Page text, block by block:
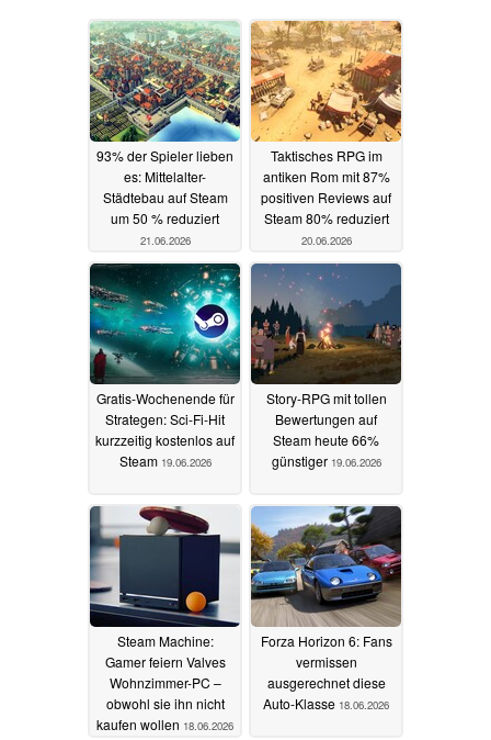
93% der Spieler lieben
es: Mittelalter-
Städtebau auf Steam
um 50 % reduziert
21.06.2026
Taktisches RPG im
antiken Rom mit 87%
positiven Reviews auf
Steam 80% reduziert
20.06.2026
Gratis-Wochenende für
Strategen: Sci-Fi-Hit
kurzzeitig kostenlos auf
Steam 19.06.2026
Story-RPG mit tollen
Bewertungen auf
Steam heute 66%
günstiger 19.06.2026
Steam Machine:
Gamer feiern Valves
Wohnzimmer-PC –
obwohl sie ihn nicht
kaufen wollen 18.06.2026
Forza Horizon 6: Fans
vermissen
ausgerechnet diese
Auto-Klasse 18.06.2026